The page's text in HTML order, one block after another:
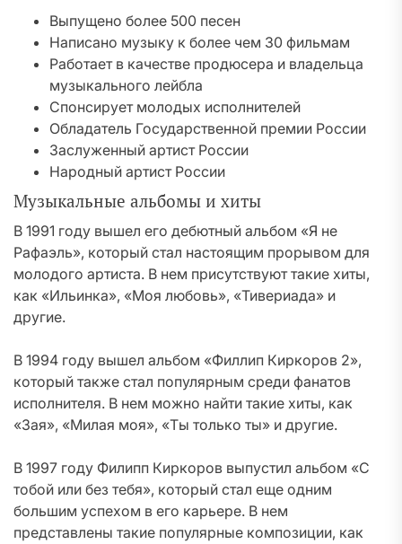
Выпущено более 500 песен
Написано музыку к более чем 30 фильмам
Работает в качестве продюсера и владельца
музыкального лейбла
Спонсирует молодых исполнителей
Обладатель Государственной премии России
Заслуженный артист России
Народный артист России
Музыкальные альбомы и хиты
В 1991 году вышел его дебютный альбом «Я не
Рафаэль», который стал настоящим прорывом для
молодого артиста. В нем присутствуют такие хиты,
как «Ильинка», «Моя любовь», «Тивериада» и
другие.
В 1994 году вышел альбом «Филлип Киркоров 2»,
который также стал популярным среди фанатов
исполнителя. В нем можно найти такие хиты, как
«Зая», «Милая моя», «Ты только ты» и другие.
В 1997 году Филипп Киркоров выпустил альбом «С
тобой или без тебя», который стал еще одним
большим успехом в его карьере. В нем
представлены такие популярные композиции, как